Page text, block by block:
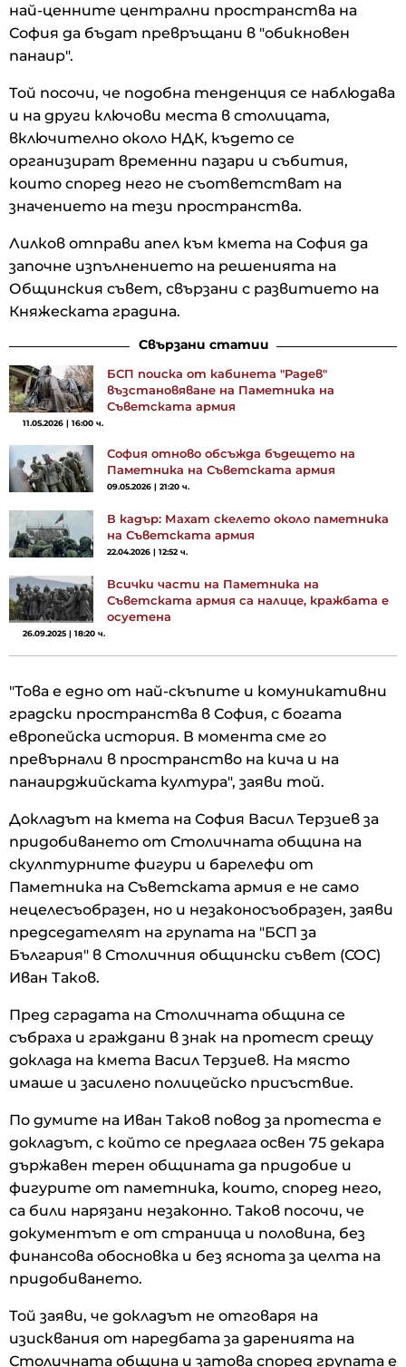
най-ценните централни пространства на
София да бъдат превръщани в "обикновен
панаир".
Той посочи, че подобна тенденция се наблюдава
и на други ключови места в столицата,
включително около НДК, където се
организират временни пазари и събития,
които според него не съответстват на
значението на тези пространства.
Лилков отправи апел към кмета на София да
започне изпълнението на решенията на
Общинския съвет, свързани с развитието на
Княжеската градина.
Свързани статии
БСП поиска от кабинета "Радев"
възстановяване на Паметника на
Съветската армия
11.05.2026 | 16:00 ч.
София отново обсъжда бъдещето на
Паметника на Съветската армия
09.05.2026 | 21:20 ч.
В кадър: Махат скелето около паметника
на Съветската армия
22.04.2026 | 12:52 ч.
Всички части на Паметника на
Съветската армия са налице, кражбата е
осуетена
26.09.2025 | 18:20 ч.
"Това е едно от най-скъпите и комуникативни
градски пространства в София, с богата
европейска история. В момента сме го
превърнали в пространство на кича и на
панаирджийската култура", заяви той.
Докладът на кмета на София Васил Терзиев за
придобиването от Столичната община на
скулптурните фигури и барелефи от
Паметника на Съветската армия е не само
нецелесъобразен, но и незаконосъобразен, заяви
председателят на групата на "БСП за
България" в Столичния общински съвет (СОС)
Иван Таков.
Пред сградата на Столичната община се
събраха и граждани в знак на протест срещу
доклада на кмета Васил Терзиев. На място
имаше и засилено полицейско присъствие.
По думите на Иван Таков повод за протеста е
докладът, с който се предлага освен 75 декара
държавен терен общината да придобие и
фигурите от паметника, които, според него,
са били нарязани незаконно. Таков посочи, че
документът е от страница и половина, без
финансова обосновка и без яснота за целта на
придобиването.
Той заяви, че докладът не отговаря на
изисквания от наредбата за даренията на
Столичната община и затова според групата е